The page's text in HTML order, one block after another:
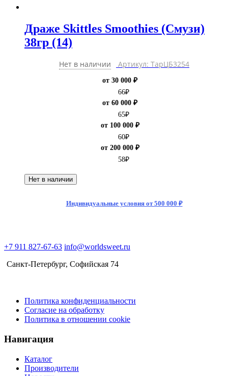
Драже Skittles Smoothies (Смузи)
38гр (14)
Нет в наличии Артикул: ТарЦБ3254
от 30 000 ₽
66₽
от 60 000 ₽
65₽
от 100 000 ₽
60₽
от 200 000 ₽
58₽
Нет в наличии
Индивидуальные условия от 500 000 ₽
+7 911 827-67-63 info@worldsweet.ru
Санкт-Петербург​, Софийская 74
Политика конфиденциальности
Согласие на обработку
Политика в отношении cookie
Навигация
Каталог
Производители